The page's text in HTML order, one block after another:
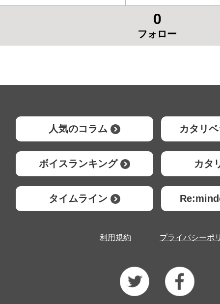
0
フォロー
人気のコラム カタリ
ボイスランキング カタ
タイムライン
利用規約 プライバシーポ